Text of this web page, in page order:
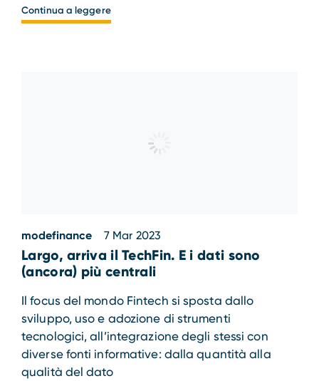
Continua a leggere
modefinance 7 Mar 2023
Largo, arriva il TechFin. E i dati sono
(ancora) più centrali
Il focus del mondo Fintech si sposta dallo
sviluppo, uso e adozione di strumenti
tecnologici, all’integrazione degli stessi con
diverse fonti informative: dalla quantità alla
qualità del dato